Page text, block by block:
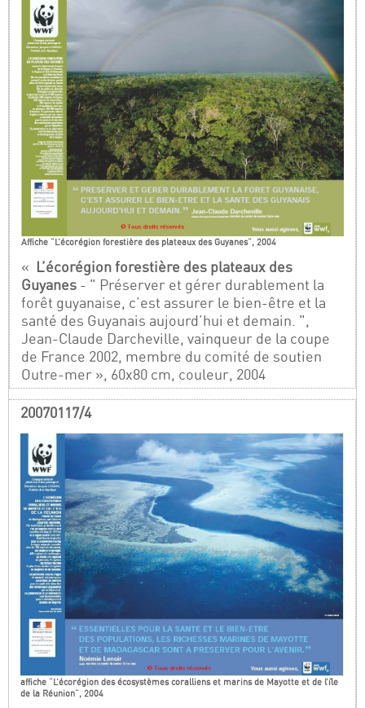
Affiche "L’écorégion forestière des plateaux des Guyanes", 2004
« L’écorégion forestière des plateaux des
Guyanes - " Préserver et gérer durablement la
forêt guyanaise, c’est assurer le bien-être et la
santé des Guyanais aujourd’hui et demain. ",
Jean-Claude Darcheville, vainqueur de la coupe
de France 2002, membre du comité de soutien
Outre-mer », 60x80 cm, couleur, 2004
20070117/4
affiche "L’écorégion des écosystèmes coralliens et marins de Mayotte et de l’île
de la Réunion", 2004